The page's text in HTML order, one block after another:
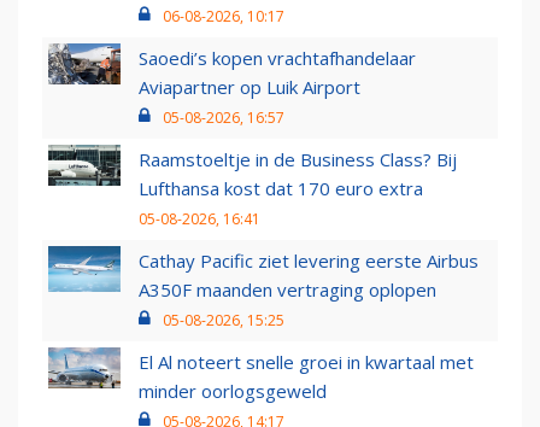
06-08-2026, 10:17
Saoedi’s kopen vrachtafhandelaar
Aviapartner op Luik Airport
05-08-2026, 16:57
Raamstoeltje in de Business Class? Bij
Lufthansa kost dat 170 euro extra
05-08-2026, 16:41
Cathay Pacific ziet levering eerste Airbus
A350F maanden vertraging oplopen
05-08-2026, 15:25
El Al noteert snelle groei in kwartaal met
minder oorlogsgeweld
05-08-2026, 14:17